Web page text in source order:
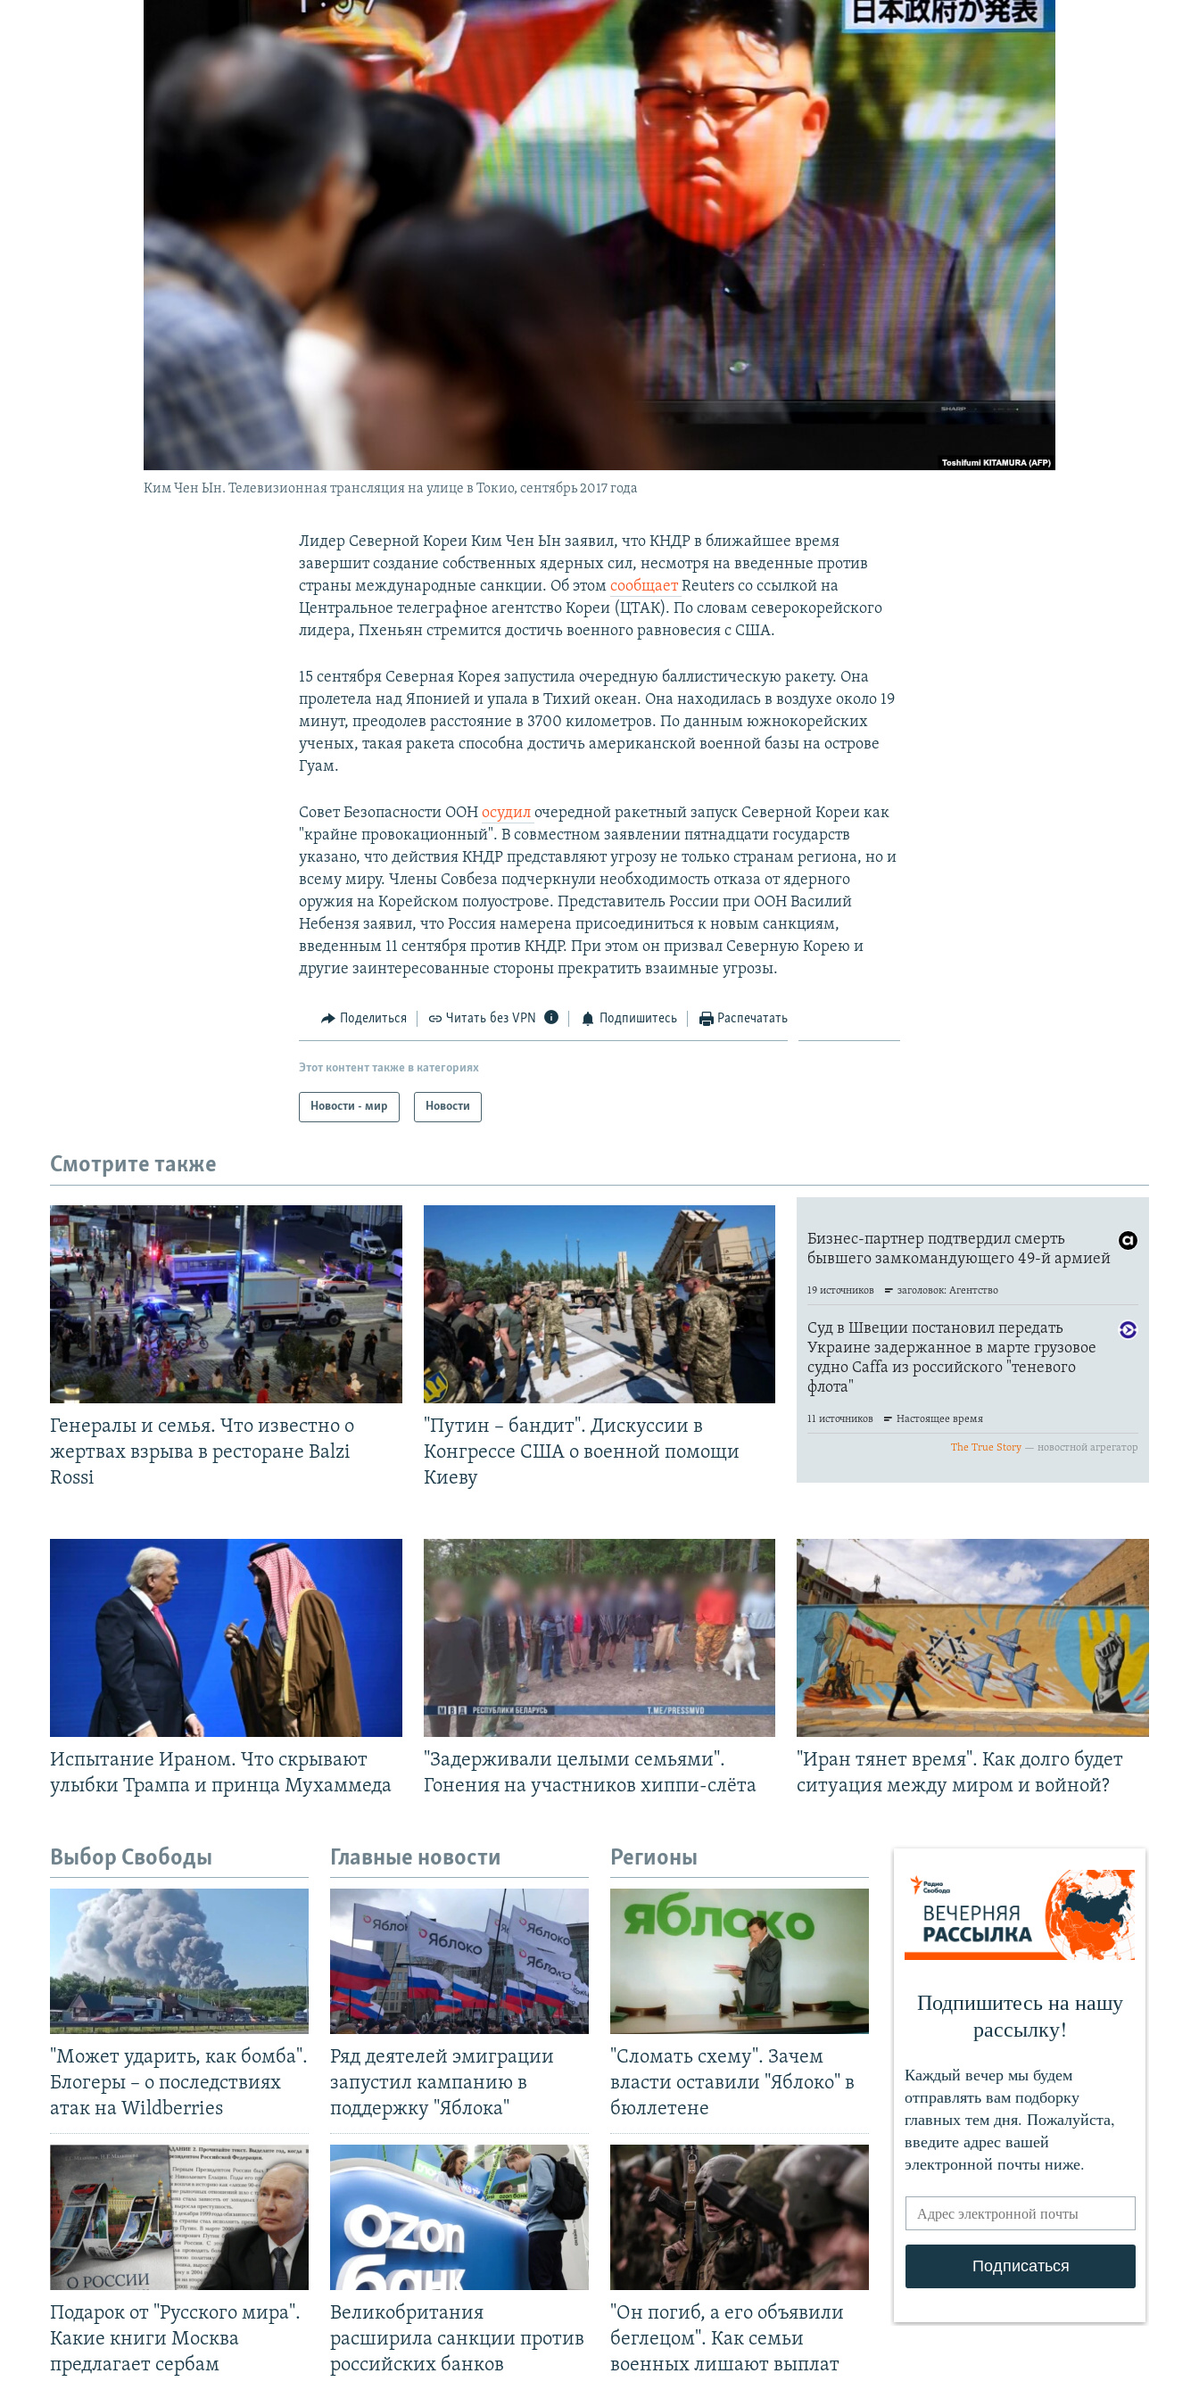
ПОДПИШИТЕСЬ НА РАССЫЛКУ
Ким Чен Ын. Телевизионная трансляция на улице в Токио, сентябрь 2017 года
Лидер Северной Кореи Ким Чен Ын заявил, что КНДР в ближайшее время
завершит создание собственных ядерных сил, несмотря на введенные против
страны международные санкции. Об этомсообщаетReuters со ссылкой на
Центральное телеграфное агентство Кореи (ЦТАК). По словам северокорейского
лидера, Пхеньян стремится достичь военного равновесия с США.
15 сентября Северная Корея запустила очередную баллистическую ракету. Она
пролетела над Японией и упала в Тихий океан. Она находилась в воздухе около 19
минут, преодолев расстояние в 3700 километров. По данным южнокорейских
ученых, такая ракета способна достичь американской военной базы на острове
Гуам.
Совет Безопасности ООНосудилочередной ракетный запуск Северной Кореи как
"крайне провокационный". В совместном заявлении пятнадцати государств
указано, что действия КНДР представляют угрозу не только странам региона, но и
всему миру. Члены Совбеза подчеркнули необходимость отказа от ядерного
оружия на Корейском полуострове. Представитель России при ООН Василий
Небензя заявил, что Россия намерена присоединиться к новым санкциям,
введенным 11 сентября против КНДР. При этом он призвал Северную Корею и
другие заинтересованные стороны прекратить взаимные угрозы.
Поделиться Читать без VPN Подпишитесь Распечатать
Этот контент также в категориях
Новости - мир Новости
Смотрите также
Генералы и семья. Что известно о
жертвах взрыва в ресторане Balzi
Rossi
"Путин – бандит". Дискуссии в
Конгрессе США о военной помощи
Киеву
Испытание Ираном. Что скрывают
улыбки Трампа и принца Мухаммеда
"Задерживали целыми семьями".
Гонения на участников хиппи-слёта
"Иран тянет время". Как долго будет
ситуация между миром и войной?
Выбор Свободы
"Может ударить, как бомба".
Блогеры – о последствиях
атак на Wildberries
Подарок от "Русского мира".
Какие книги Москва
предлагает сербам
Главные новости
Ряд деятелей эмиграции
запустил кампанию в
поддержку "Яблока"
Великобритания
расширила санкции против
российских банков
Регионы
"Сломать схему". Зачем
власти оставили "Яблоко" в
бюллетене
"Он погиб, а его объявили
беглецом". Как семьи
военных лишают выплат